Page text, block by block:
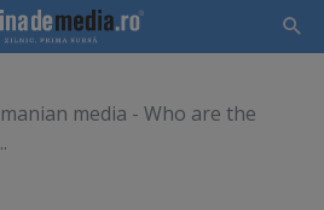
media - Who are the